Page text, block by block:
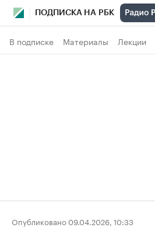
ПОДПИСКА НА РБК
В подписке Материалы Лекции
Опубликовано 09.04.2026, 10:33